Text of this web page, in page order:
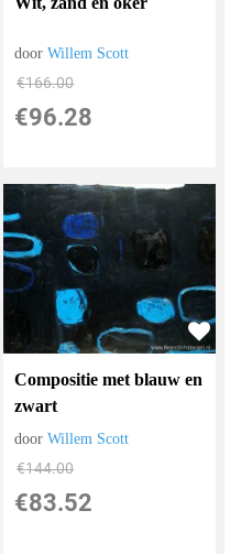
doorWillem Scott
€166.00
€96.28
Compositie met blauw en
zwart
doorWillem Scott
€144.00
€83.52